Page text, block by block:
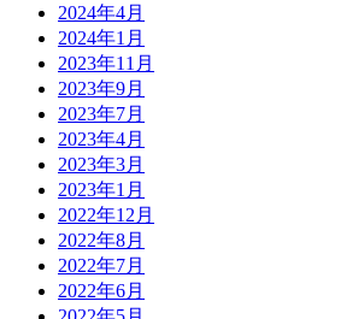
2024年4月
2024年1月
2023年11月
2023年9月
2023年7月
2023年4月
2023年3月
2023年1月
2022年12月
2022年8月
2022年7月
2022年6月